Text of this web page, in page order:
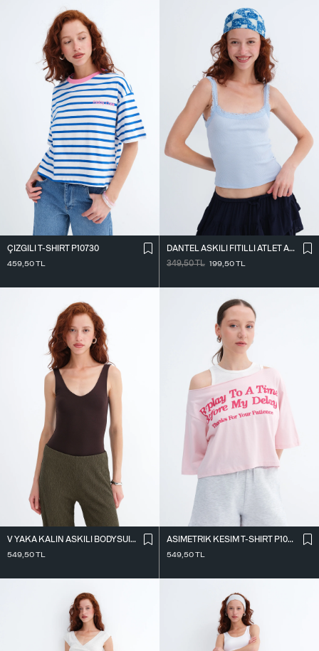
ÇIZGILI T-SHIRT P10730
459,50TL
DANTEL ASKILI FITILLI ATLET A261020
349,50TL 199,50TL
V YAKA KALIN ASKILI BODYSUIT A01075
549,50TL
ASIMETRIK KESIM T-SHIRT P10719
549,50TL